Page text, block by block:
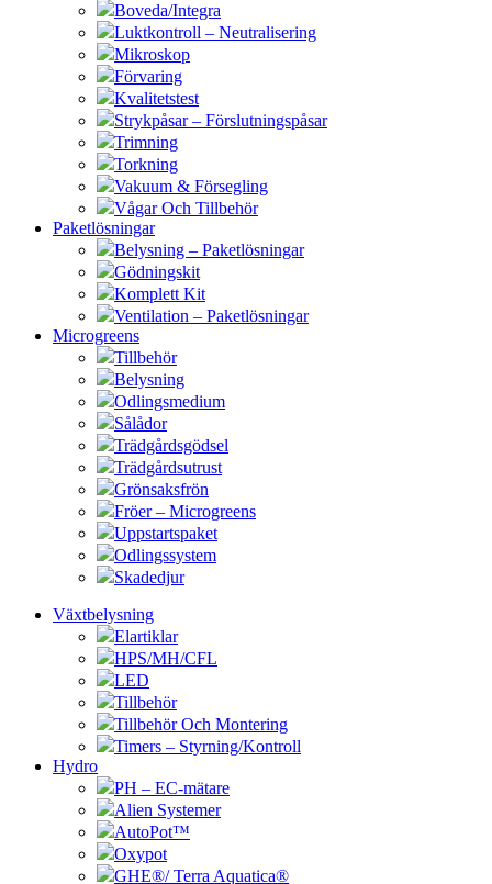
Boveda/Integra
Luktkontroll – Neutralisering
Mikroskop
Förvaring
Kvalitetstest
Strykpåsar – Förslutningspåsar
Trimning
Torkning
Vakuum & Försegling
Vågar Och Tillbehör
Paketlösningar
Belysning – Paketlösningar
Gödningskit
Komplett Kit
Ventilation – Paketlösningar
Microgreens
Tillbehör
Belysning
Odlingsmedium
Sålådor
Trädgårdsgödsel
Trädgårdsutrust
Grönsaksfrön
Fröer – Microgreens
Uppstartspaket
Odlingssystem
Skadedjur
Växtbelysning
Elartiklar
HPS/MH/CFL
LED
Tillbehör
Tillbehör Och Montering
Timers – Styrning/Kontroll
Hydro
PH – EC-mätare
Alien Systemer
AutoPot™
Oxypot
GHE®/ Terra Aquatica®